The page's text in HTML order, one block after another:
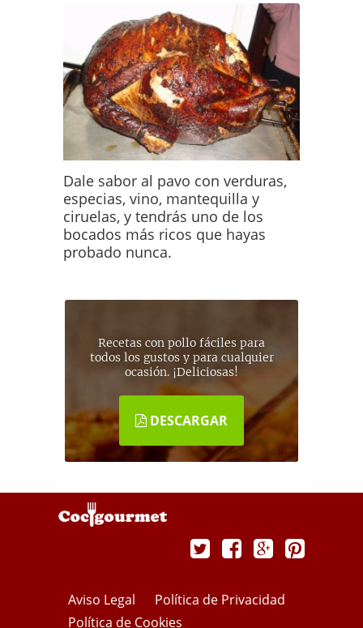
Dale sabor al pavo con verduras,
especias, vino, mantequilla y
ciruelas, y tendrás uno de los
bocados más ricos que hayas
probado nunca.
Recetas con pollo fáciles para
todos los gustos y para cualquier
ocasión. ¡Deliciosas!
DESCARGAR
Aviso Legal
Política de Privacidad
Política de Cookies